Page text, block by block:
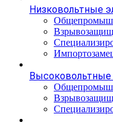
Низковольтные
Высоковольтные